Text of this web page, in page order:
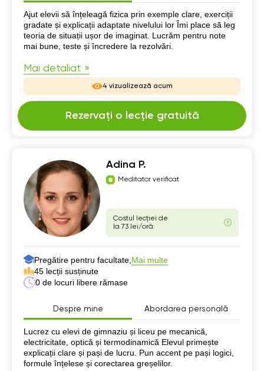
Despre mine
Ajut elevii să înțeleagă fizica prin exemple clare, exerciții
gradate și explicații adaptate nivelului lor Îmi place să leg
teoria de situații ușor de imaginat. Lucrăm pentru note
mai bune, teste și încredere la rezolvări.
Mai detaliat »
4 vizualizează acum
Rezervați o lecție gratuită
Adina P.
Meditator verificat
Costul lecției de
la 73 lei/oră
Pregătire pentru facultate, Mai multe
45 lecții susținute
0 de locuri libere rămase
Despre mine Abordarea personală
Despre mine
Lucrez cu elevi de gimnaziu și liceu pe mecanică,
electricitate, optică și termodinamică Elevul primește
explicații clare și pași de lucru. Pun accent pe pași logici,
formule înțelese și corectarea greșelilor.